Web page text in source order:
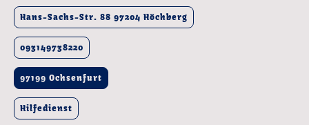
Hans-Sachs-Str. 88 97204 Höchberg
093149738220
97199 Ochsenfurt
Hilfedienst